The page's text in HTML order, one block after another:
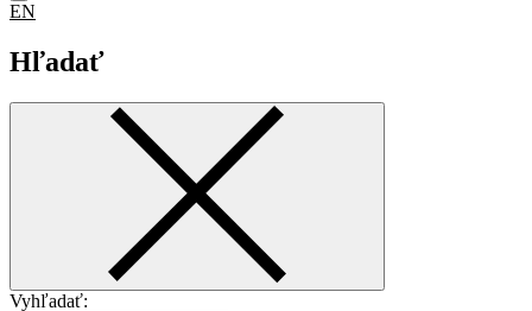
EN
Hľadať
Vyhľadať: